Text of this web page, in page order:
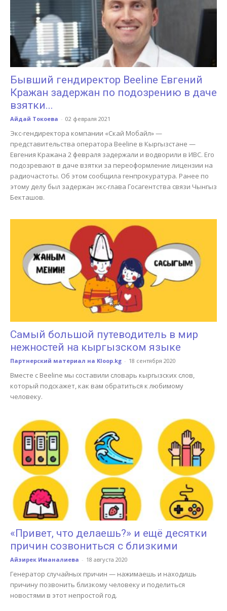
Бывший гендиректор Beeline Евгений
Кражан задержан по подозрению в даче
взятки...
Айдай Токоева - 02 февраля 2021
Экс-гендиректора компании «Скай Мобайл» —
представительства оператора Beeline в Кыргызстане —
Евгения Кражана 2 февраля задержали и водворили в ИВС. Его
подозревают в даче взятки за переоформление лицензии на
радиочастоты. Об этом сообщила генпрокуратура. Ранее по
этому делу был задержан экс-глава Госагентства связи Чынгыз
Бекташов.
Самый большой путеводитель в мир
нежностей на кыргызском языке
Партнерский материал на Kloop.kg - 18 сентября 2020
Вместе с Beeline мы составили словарь кыргызских слов,
который подскажет, как вам обратиться к любимому
человеку.
«Привет, что делаешь?» и ещё десятки
причин созвониться с близкими
Айзирек Иманалиева - 18 августа 2020
Генератор случайных причин — нажимаешь и находишь
причину позвонить близкому человеку и поделиться
новостями в этот непростой год.